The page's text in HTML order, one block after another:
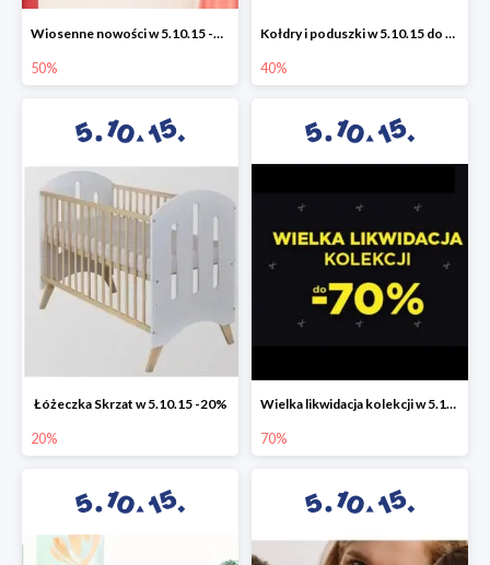
Wiosenne nowości w 5.10.15 -50%
50%
Kołdry i poduszki w 5.10.15 do -40%
40%
Łóżeczka Skrzat w 5.10.15 -20%
20%
Wielka likwidacja kolekcji w 5.10.15 do -70%
70%